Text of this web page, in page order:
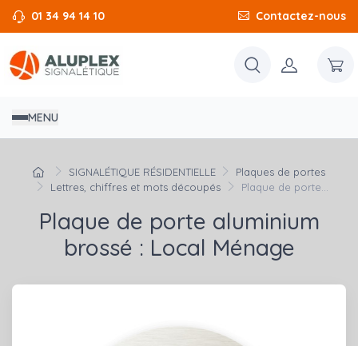
01 34 94 14 10 Contactez-nous
MENU
SIGNALÉTIQUE RÉSIDENTIELLE
Plaques de portes
Lettres, chiffres et mots découpés
Plaque de porte...
Plaque de porte aluminium
brossé : Local Ménage